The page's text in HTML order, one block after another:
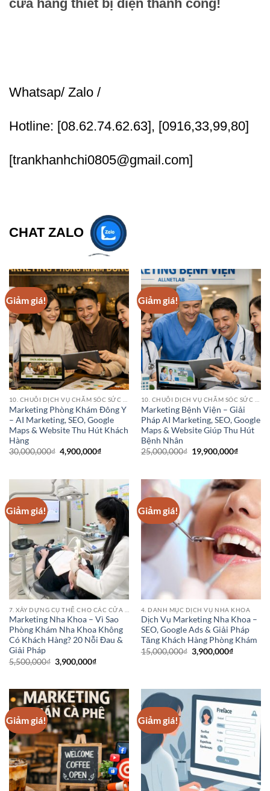
cửa hàng thiết bị điện thành công!
Whatsap/ Zalo /
Hotline: [08.62.74.62.63], [0916,33,99,80]
[trankhanhchi0805@gmail.com]
CHAT ZALO
Giảm giá!
Marketing Phòng Khám Đông Y
– AI Marketing, SEO, Google
Maps & Website Thu Hút Khách
Hàng
30,000,000₫ Giá
gốc
4,900,000₫Giá
4,900,000₫.
Giảm giá!
Marketing Bệnh Viện – Giải
Pháp AI Marketing, SEO, Google
Maps & Website Giúp Thu Hút
Bệnh Nhân
25,000,000₫ Giá
gốc
19,900,000₫Giá
Giảm giá!
Marketing Nha Khoa – Vì Sao
Phòng Khám Nha Khoa Không
Có Khách Hàng? 20 Nỗi Đau &
Giải Pháp
5,500,000₫ Giá
gốc
3,900,000₫Giá
3,900,000₫.
Giảm giá!
4. DANH MỤC DỊCH VỤ NHA KHOA
Dịch Vụ Marketing Nha Khoa –
SEO, Google Ads & Giải Pháp
Tăng Khách Hàng Phòng Khám
15,000,000₫ Giá
gốc
3,900,000₫Giá
Giảm giá! Giảm giá!